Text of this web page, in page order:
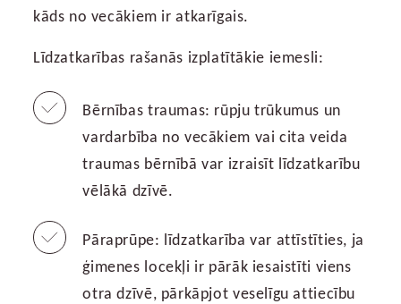
kāds no vecākiem ir atkarīgais.
Līdzatkarības rašanās izplatītākie iemesli:
Bērnības traumas: rūpju trūkumus un
vardarbība no vecākiem vai cita veida
traumas bērnībā var izraisīt līdzatkarību
vēlākā dzīvē.
Pāraprūpe: līdzatkarība var attīstīties, ja
ģimenes locekļi ir pārāk iesaistīti viens
otra dzīvē, pārkāpjot veselīgu attiecību